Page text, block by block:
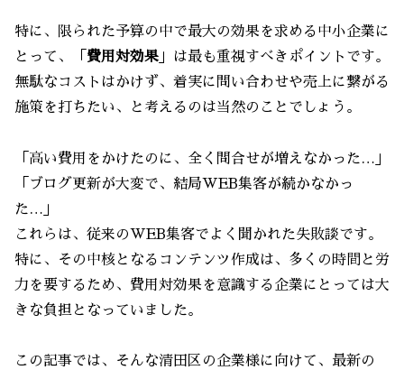
特に、限られた予算の中で最大の効果を求める中小企業に
とって、「 費用対効果 」は最も重視すべきポイントです。
無駄なコストはかけず、着実に問い合わせや売上に繋がる
施策を打ちたい、と考えるのは当然のことでしょう。
「高い費用をかけたのに、全く問合せが増えなかった…」
「ブログ更新が大変で、結局WEB集客が続かなかっ
た…」
これらは、従来のWEB集客でよく聞かれた失敗談です。
特に、その中核となるコンテンツ作成は、多くの時間と労
力を要するため、費用対効果を意識する企業にとっては大
きな負担となっていました。
この記事では、そんな清田区の企業様に向けて、最新の